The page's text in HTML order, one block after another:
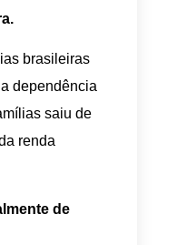
brasileiras
dependência
saiu de
renda
de